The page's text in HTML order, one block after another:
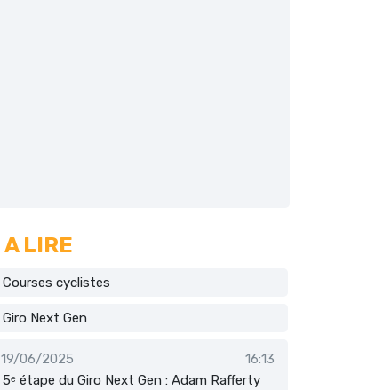
A LIRE
Courses cyclistes
Giro Next Gen
19/06/2025
16:13
5ᵉ étape du Giro Next Gen : Adam Rafferty